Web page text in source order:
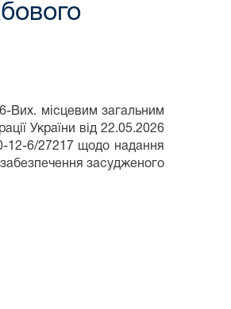
Вих. місцевим загальним
України від 22.05.2026
12-6/27217 щодо надання
засудженого